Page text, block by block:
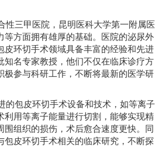
性三甲医院，昆明医科大学第一附属医
等方面拥有雄厚的基础。医院的泌尿外
皮环切手术领域具备丰富的经验和先进
知名专家教授，他们不仅在临床诊疗方
极参与科研工作，不断将最新的医学研
的包皮环切手术设备和技术，如等离子
利用等离子能量进行切割，能够实现精
围组织的损伤，术后愈合速度更快。同
包皮环切手术相关的临床研究，不断探